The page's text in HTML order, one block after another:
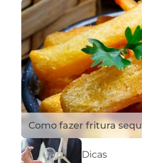
Como fazer fritura
Dicas